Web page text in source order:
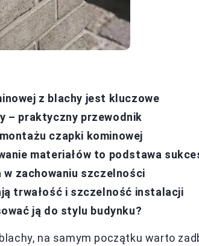
z blachy jest kluczowe
– praktyczny przewodnik
czapki kominowej
materiałów to podstawa
zachowaniu szczelności
trwałość i szczelność instalacji
ją do stylu budynku?
na samym początku warto